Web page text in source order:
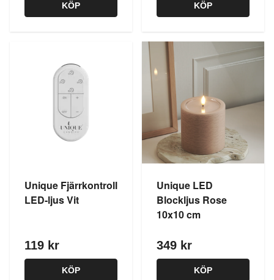
KÖP KÖP
Unique Fjärrkontroll
LED-ljus Vit
119 kr
KÖP
Unique LED
Blockljus Rose
10x10 cm
349 kr
KÖP